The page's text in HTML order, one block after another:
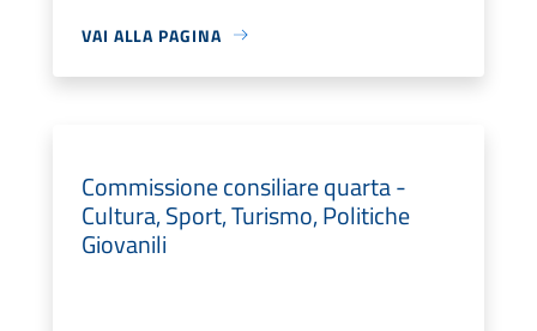
VAI ALLA PAGINA
Commissione consiliare quarta -
Cultura, Sport, Turismo, Politiche
Giovanili